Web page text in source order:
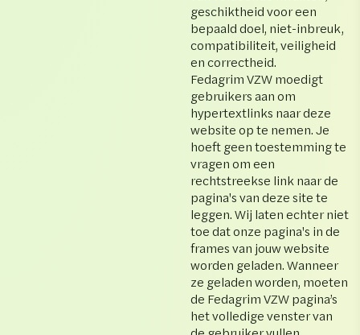
geschiktheid voor een
bepaald doel, niet-inbreuk,
compatibiliteit, veiligheid
en correctheid.
Fedagrim VZW moedigt
gebruikers aan om
hypertextlinks naar deze
website op te nemen. Je
hoeft geen toestemming te
vragen om een
rechtstreekse link naar de
pagina's van deze site te
leggen. Wij laten echter niet
toe dat onze pagina's in de
frames van jouw website
worden geladen. Wanneer
ze geladen worden, moeten
de Fedagrim VZW pagina’s
het volledige venster van